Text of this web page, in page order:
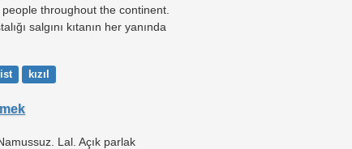
throughout the continent.
salgını kıtanın her yanında
kızıl
Lal. Açık parlak